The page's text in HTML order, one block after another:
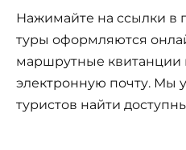
Нажимайте на ссылки в
туры оформляются
маршрутные квитанции
электронную почту. Мы
туристов найти